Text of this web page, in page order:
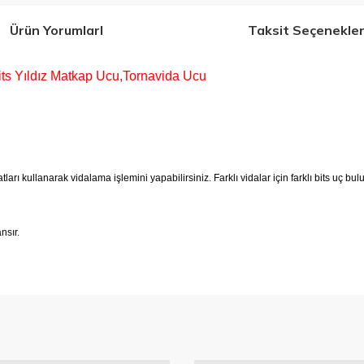
Ürün YorumlarI Taksit
Yıldız Matkap Ucu,Tornavida Ucu
kullanarak vidalama işlemini yapabilirsiniz. Farklı vidalar için farklı bits uç